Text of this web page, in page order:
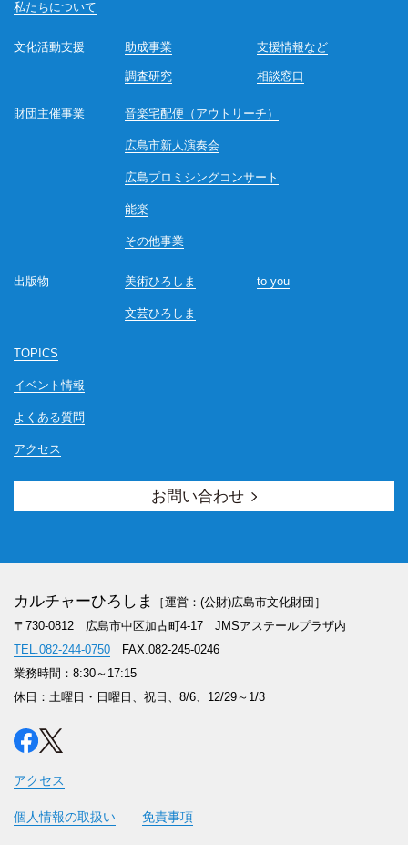
私たちについて
文化活動支援 助成事業
調査研究 相談窓口
支援情報など
財団主催事業 音楽宅配便（アウトリーチ）
広島市新人演奏会
広島プロミシングコンサート
能楽
その他事業
出版物 美術ひろしま
文芸ひろしま
to you
TOPICS
イベント情報
よくある質問
アクセス
お問い合わせ
カルチャーひろしま
［運営：(公財)広島市文化財団］
〒730-0812 広島市中区加古町4-17 JMSアステールプラザ内
TEL.082-244-0750FAX.082-245-0246
業務時間：8:30～17:15
休日：土曜日・日曜日、祝日、8/6、12/29～1/3
アクセス
個人情報の取扱い 免責事項